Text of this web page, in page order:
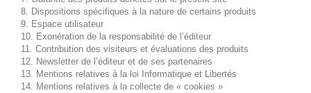
8. Dispositions spécifiques à la nature de certains produits
9. Espace utilisateur
10. Exonération de la responsabilité de l’éditeur
11. Contribution des visiteurs et évaluations des produits
12. Newsletter de l’éditeur et de ses partenaires
13. Mentions relatives à la loi Informatique et Libertés
14. Mentions relatives à la collecte de « cookies »